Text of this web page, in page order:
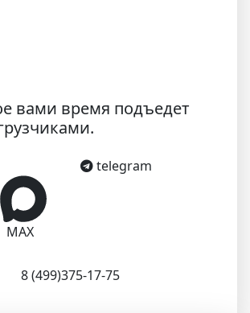
вами время подъедет
MAX
telegram
8 (499)375-17-75